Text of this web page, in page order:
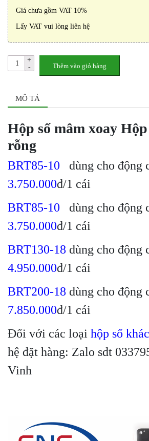
Giá chưa gồm VAT 10%
Lấy VAT vui lòng liên hệ
Thêm vào giỏ hàng
MÔ TẢ
Hộp số mâm xoay
rỗng
BRT85-10 dùng cho động
3.750.000đ/1 cái
BRT85-10 dùng cho động
3.750.000đ/1 cái
BRT130-18 dùng cho động
4.950.000đ/1 cái
BRT200-18 dùng cho động
7.850.000đ/1 cái
Đối với các loại hộp số khác
hệ đặt hàng: Zalo sdt
Vinh